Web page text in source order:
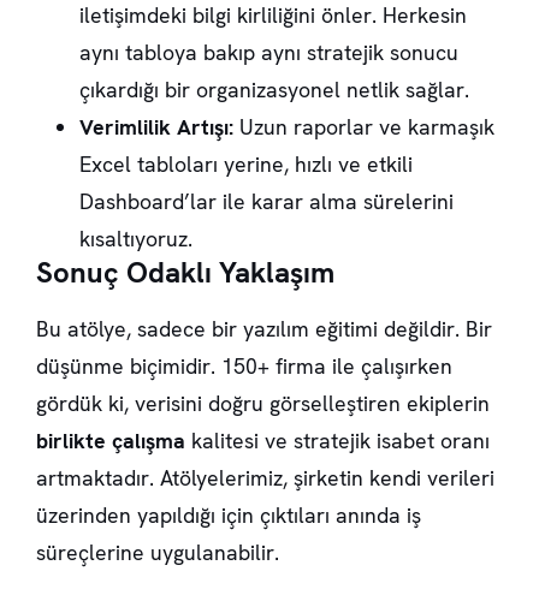
iletişimdeki bilgi kirliliğini önler. Herkesin
aynı tabloya bakıp aynı stratejik sonucu
çıkardığı bir organizasyonel netlik sağlar.
Verimlilik Artışı: Uzun raporlar ve karmaşık
Excel tabloları yerine, hızlı ve etkili
Dashboard’lar ile karar alma sürelerini
kısaltıyoruz.
Sonuç Odaklı Yaklaşım
Bu atölye, sadece bir yazılım eğitimi değildir. Bir
düşünme biçimidir. 150+ firma ile çalışırken
gördük ki, verisini doğru görselleştiren ekiplerin
birlikte çalışma kalitesi ve stratejik isabet oranı
artmaktadır. Atölyelerimiz, şirketin kendi verileri
üzerinden yapıldığı için çıktıları anında iş
süreçlerine uygulanabilir.